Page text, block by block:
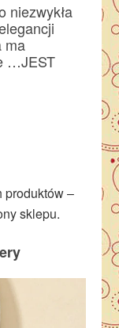
niezwykła
ma
…JEST
produktów –
sklepu.